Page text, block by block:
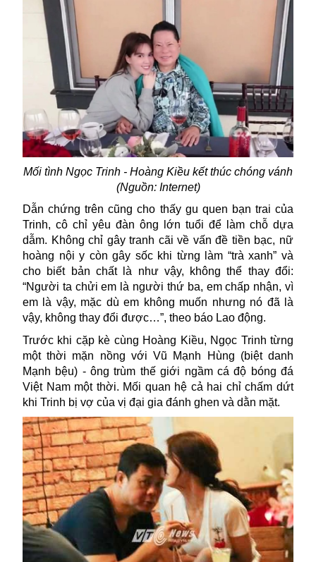
Mối tình Ngọc Trinh - Hoàng Kiều kết thúc chóng vánh
(Nguồn: Internet)
Dẫn chứng trên cũng cho thấy gu quen bạn trai của
Trinh, cô chỉ yêu đàn ông lớn tuổi để làm chỗ dựa
dẫm. Không chỉ gây tranh cãi về vấn đề tiền bạc, nữ
hoàng nội y còn gây sốc khi từng làm “trà xanh” và
cho biết bản chất là như vậy, không thể thay đổi:
“Người ta chửi em là người thứ ba, em chấp nhận, vì
em là vậy, mặc dù em không muốn nhưng nó đã là
vậy, không thay đổi được…”, theo báo Lao động.
Trước khi cặp kè cùng Hoàng Kiều, Ngọc Trinh từng
một thời mặn nồng với Vũ Mạnh Hùng (biệt danh
Mạnh bệu) - ông trùm thế giới ngầm cá độ bóng đá
Việt Nam một thời. Mối quan hệ cả hai chỉ chấm dứt
khi Trinh bị vợ của vị đại gia đánh ghen và dằn mặt.